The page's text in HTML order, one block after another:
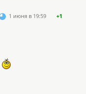
1 июня в 19:59 +1